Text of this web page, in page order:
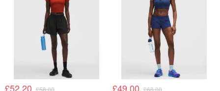
£52.20 £58.00 £49.00 £68.00